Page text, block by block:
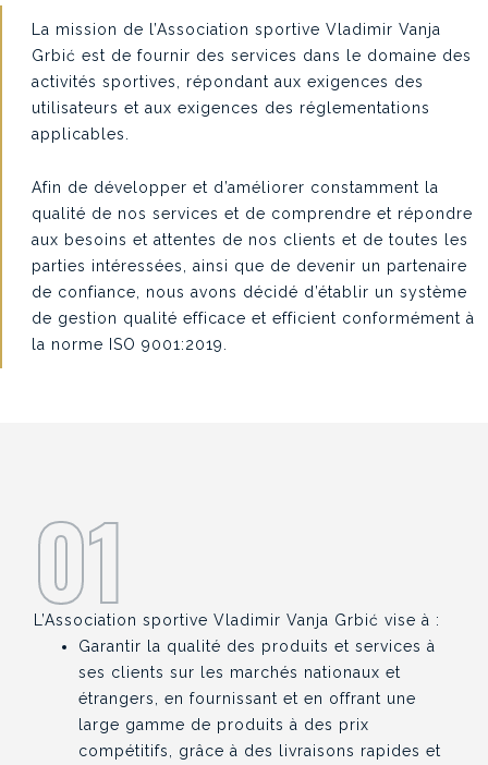
La mission de l’Association sportive Vladimir Vanja
Grbić est de fournir des services dans le domaine des
activités sportives, répondant aux exigences des
utilisateurs et aux exigences des réglementations
applicables.
Afin de développer et d’améliorer constamment la
qualité de nos services et de comprendre et répondre
aux besoins et attentes de nos clients et de toutes les
parties intéressées, ainsi que de devenir un partenaire
de confiance, nous avons décidé d’établir un système
de gestion qualité efficace et efficient conformément à
la norme ISO 9001:2019.
01
L’Association sportive Vladimir Vanja Grbić vise à :
Garantir la qualité des produits et services à
ses clients sur les marchés nationaux et
étrangers, en fournissant et en offrant une
large gamme de produits à des prix
compétitifs, grâce à des livraisons rapides et